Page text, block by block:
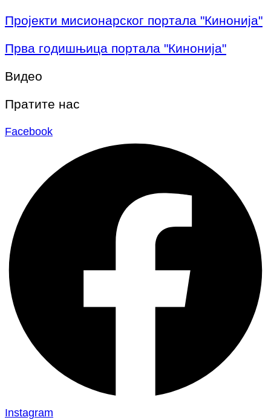
Пројекти мисионарског портала "Кинонија"
Прва годишњица портала "Кинонија"
Видео
Пратите нас
Facebook
Instagram